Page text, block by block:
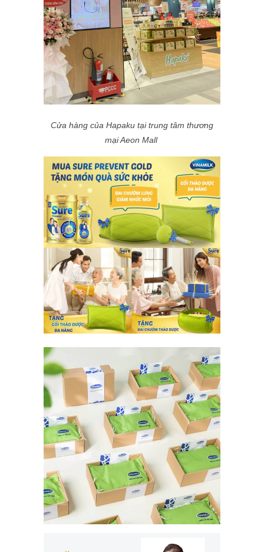
Cửa hàng của Hapaku tại trung tâm thương
mại Aeon Mall